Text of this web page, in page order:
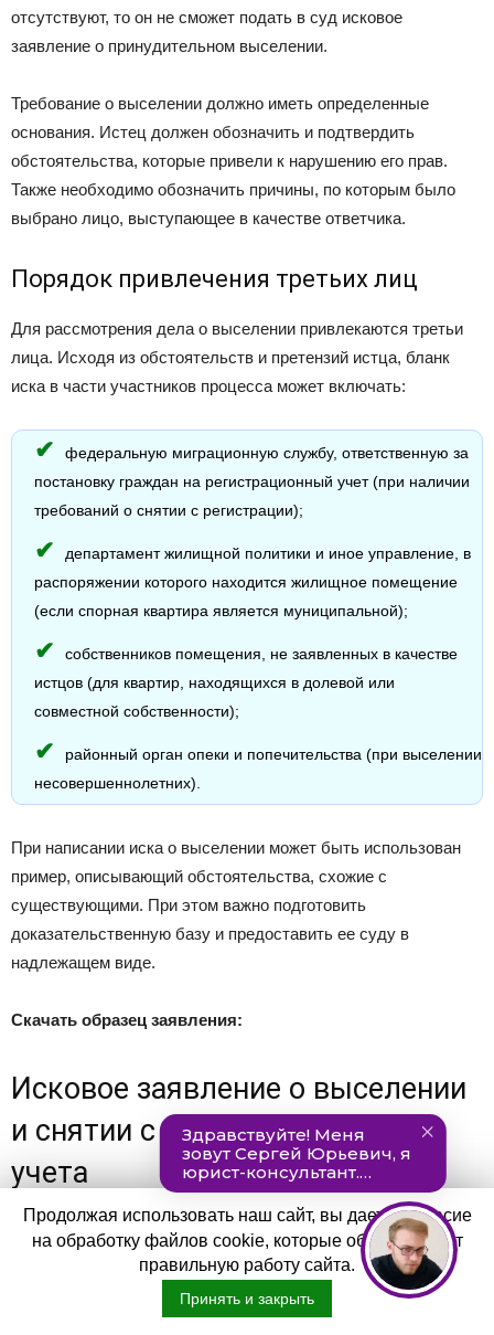
отсутствуют, то он не сможет подать в суд исковое
заявление о принудительном выселении.
Требование о выселении должно иметь определенные
основания. Истец должен обозначить и подтвердить
обстоятельства, которые привели к нарушению его прав.
Также необходимо обозначить причины, по которым было
выбрано лицо, выступающее в качестве ответчика.
Порядок привлечения третьих лиц
Для рассмотрения дела о выселении привлекаются третьи
лица. Исходя из обстоятельств и претензий истца, бланк
иска в части участников процесса может включать:
федеральную миграционную службу, ответственную за
постановку граждан на регистрационный учет (при наличии
требований о снятии с регистрации);
департамент жилищной политики и иное управление, в
распоряжении которого находится жилищное помещение
(если спорная квартира является муниципальной);
собственников помещения, не заявленных в качестве
истцов (для квартир, находящихся в долевой или
совместной собственности);
районный орган опеки и попечительства (при выселении
несовершеннолетних).
При написании иска о выселении может быть использован
пример, описывающий обстоятельства, схожие с
существующими. При этом важно подготовить
доказательственную базу и предоставить ее суду в
надлежащем виде.
Скачать образец заявления:
Исковое заявление о выселении
и снятии с регистрационного
учета
Задайте вопрос юристу бесплатно!
Кратко опишите в форме вашу проблему, юрист
подготовит ответ и перезвонит в течение 5
Продолжая использовать наш сайт, вы даете согласие
на обработку файлов cookie, которые обеспечивают
правильную работу сайта.
Принять и закрыть